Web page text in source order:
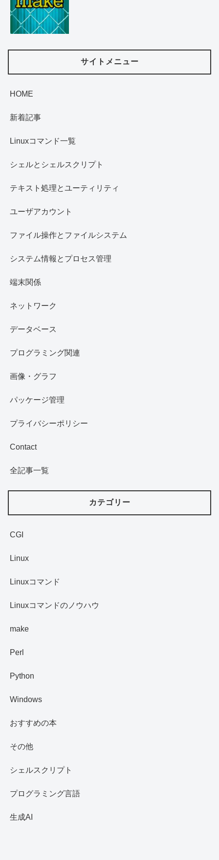
サイトメニュー
HOME
新着記事
Linuxコマンド一覧
シェルとシェルスクリプト
テキスト処理とユーティリティ
ユーザアカウント
ファイル操作とファイルシステム
システム情報とプロセス管理
端末関係
ネットワーク
データベース
プログラミング関連
画像・グラフ
パッケージ管理
プライバシーポリシー
Contact
全記事一覧
カテゴリー
CGI
Linux
Linuxコマンド
Linuxコマンドのノウハウ
make
Perl
Python
Windows
おすすめの本
その他
シェルスクリプト
プログラミング言語
生成AI